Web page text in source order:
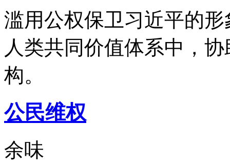
滥用公权保卫习近平的
人类共同价值体系中，
构。
公民维权
余味